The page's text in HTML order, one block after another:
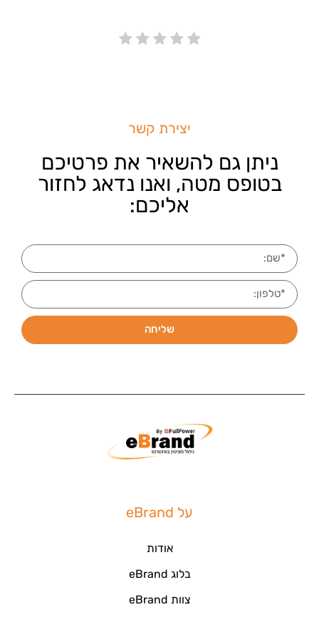
יצירת קשר
ניתן גם להשאיר את פרטיכם
בטופס מטה, ואנו נדאג לחזור
אליכם:
שליחה
על eBrand
אודות
בלוג eBrand
צוות eBrand